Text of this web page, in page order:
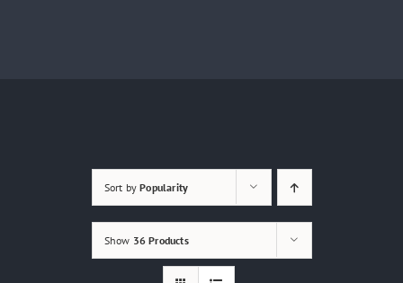
Sort byPopularity
Show 36 Products